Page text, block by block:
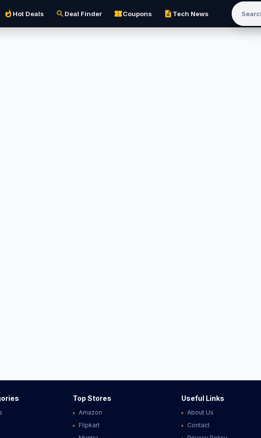
whatshot Hot Deals search Deal Finder confirmation_numberCoupons description Tech News
Top Stores
Amazon
Flipkart
Useful Links
About Us
Contact